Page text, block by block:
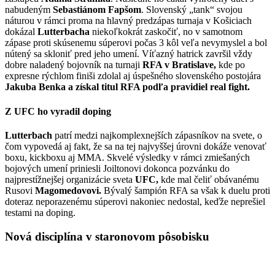
nabudeným Sebastiánom Fapšom. Slovenský „tank“ svojou
náturou v rámci proma na hlavný predzápas turnaja v Košiciach
dokázal Lutterbacha niekoľkokrát zaskočiť, no v samotnom
zápase proti skúsenemu súperovi počas 3 kôl veľa nevymyslel a bol
nútený sa skloniť pred jeho umení. Víťazný hatrick završil vždy
dobre naladený bojovník na turnaji RFA v Bratislave, kde po
expresne rýchlom finiši zdolal aj úspešného slovenského postojára
Jakuba Benka a získal titul RFA podľa pravidiel real fight.
Z UFC ho vyradil doping
Lutterbach patrí medzi najkomplexnejších zápasníkov na svete, o
čom vypovedá aj fakt, že sa na tej najvyššej úrovni dokáže venovať
boxu, kickboxu aj MMA. Skvelé výsledky v rámci zmiešaných
bojových umení priniesli Joiltonovi dokonca pozvánku do
najprestížnejšej organizácie sveta UFC, kde mal čeliť obávanému
Rusovi Magomedovovi. Bývalý šampión RFA sa však k duelu proti
doteraz neporazenému súperovi nakoniec nedostal, keďže neprešiel
testami na doping.
Nová disciplína v staronovom pôsobisku